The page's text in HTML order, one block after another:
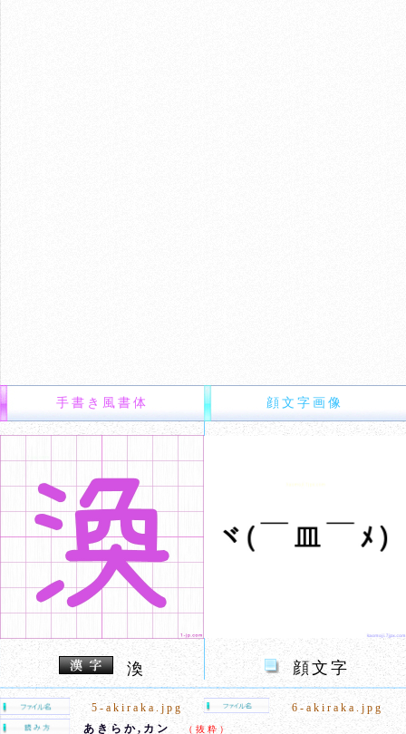
手書き風書体 顔文字画像
渙 顔文字
5-akiraka.jpg
6-akiraka.jpg
あきらか,カン
（抜粋）